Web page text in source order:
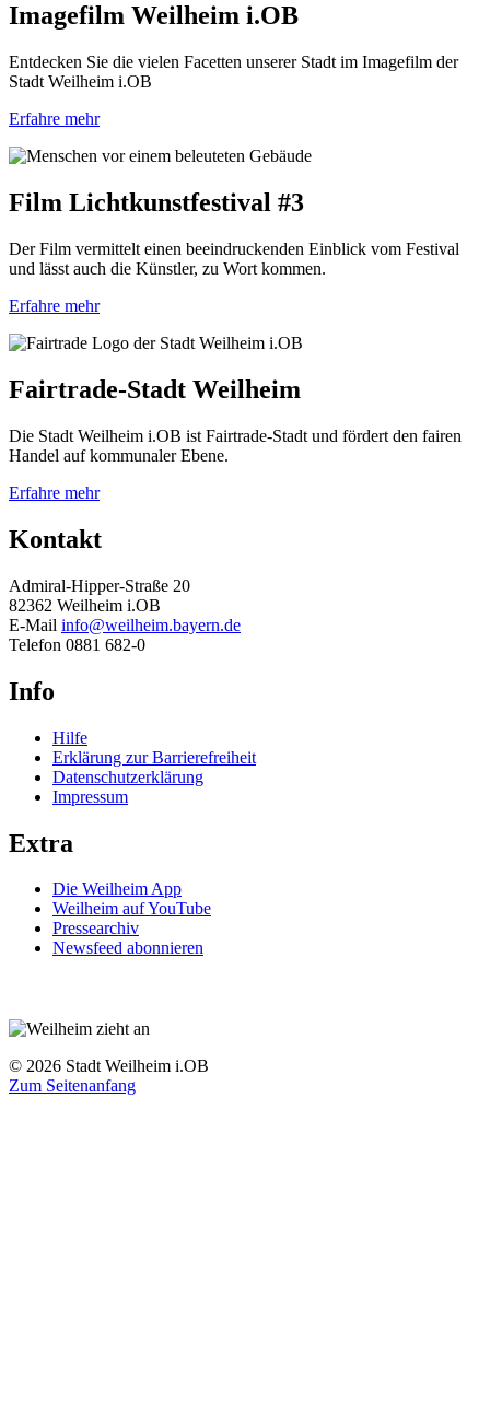
Imagefilm Weilheim i.OB
Entdecken Sie die vielen Facetten unserer Stadt im Imagefilm der
Stadt Weilheim i.OB
Erfahre mehr
Film Lichtkunstfestival #3
Der Film vermittelt einen beeindruckenden Einblick vom Festival
und lässt auch die Künstler, zu Wort kommen.
Erfahre mehr
Fairtrade-Stadt Weilheim
Die Stadt Weilheim i.OB ist Fairtrade-Stadt und fördert den fairen
Handel auf kommunaler Ebene.
Erfahre mehr
Kontakt
Admiral-Hipper-Straße 20
82362 Weilheim i.OB
E-Mail info@weilheim.bayern.de
Telefon 0881 682-0
Info
Hilfe
Erklärung zur Barrierefreiheit
Datenschutzerklärung
Impressum
Extra
Die Weilheim App
Weilheim auf YouTube
Pressearchiv
Newsfeed abonnieren
© 2026 Stadt Weilheim i.OB
Zum Seitenanfang